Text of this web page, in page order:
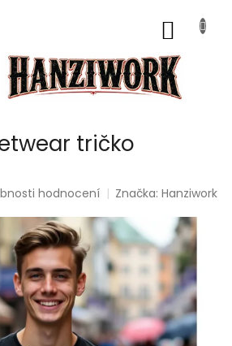
tričko
hodnocení Značka:Hanziwork